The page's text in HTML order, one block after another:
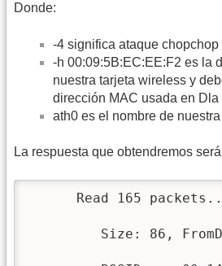
Donde:
-4 significa ataque chopchop
-h 00:09:5B:EC:EE:F2 es la
nuestra tarjeta wireless y
dirección MAC usada en
ath0 es el nombre de
La respuesta que obtendremos
Read 165
Size: 86,